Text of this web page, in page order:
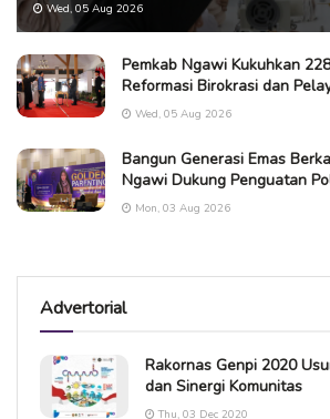
Wed, 05 Aug 2026
Pemkab Ngawi Kukuhkan
Reformasi Birokrasi dan
Wed, 05 Aug 2026
Bangun Generasi Emas
Ngawi Dukung Penguatan
Mon, 03 Aug 2026
Advertorial
Rakornas Genpi 2020
dan Sinergi Komunitas
Thu, 03 Dec 2020